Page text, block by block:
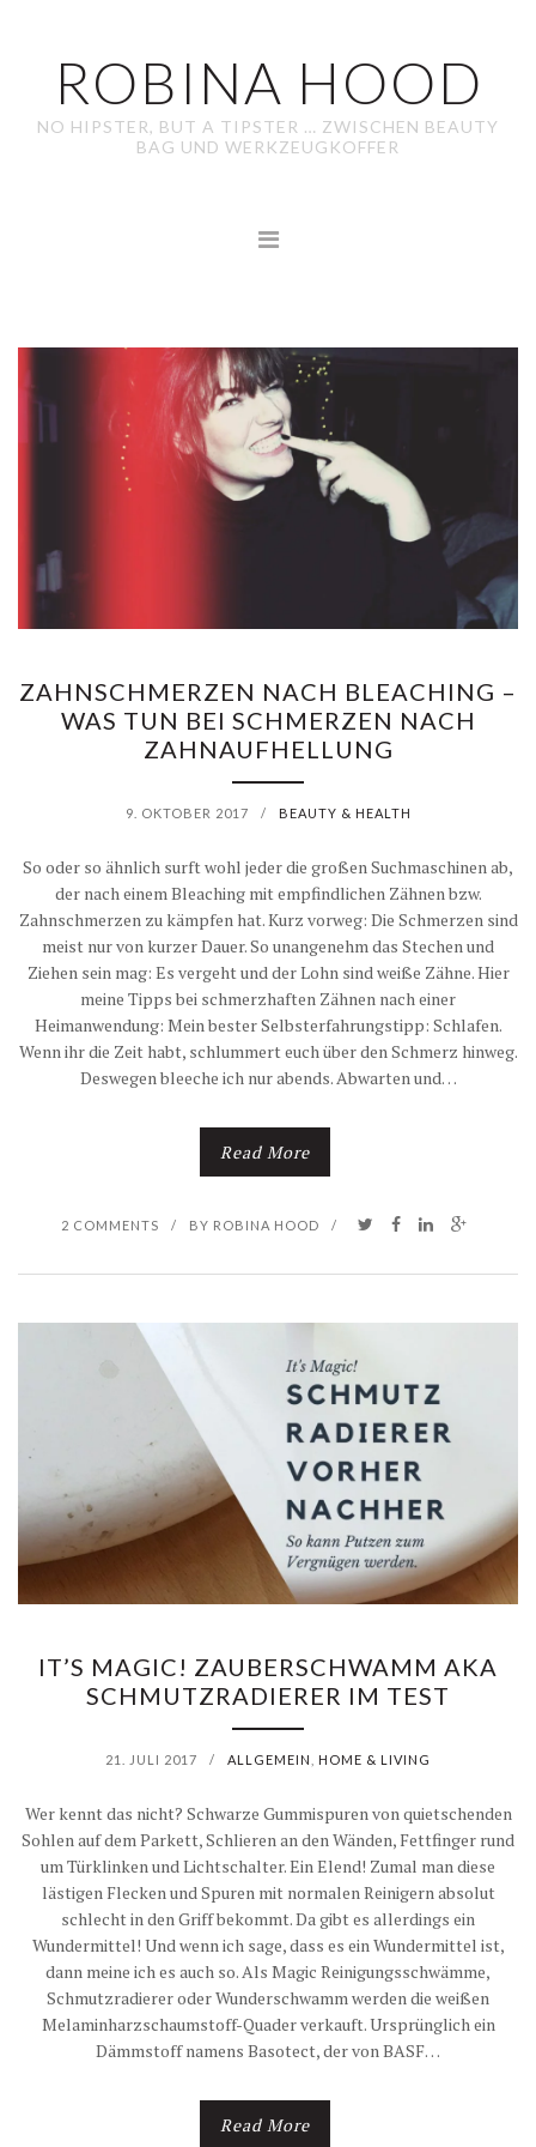
ROBINA HOOD
NO HIPSTER, BUT A TIPSTER … ZWISCHEN BEAUTY
BAG UND WERKZEUGKOFFER
ZAHNSCHMERZEN NACH BLEACHING –
WAS TUN BEI SCHMERZEN NACH
ZAHNAUFHELLUNG
9. OKTOBER 2017 / BEAUTY & HEALTH
So oder so ähnlich surft wohl jeder die großen Suchmaschinen ab,
der nach einem Bleaching mit empfindlichen Zähnen bzw.
Zahnschmerzen zu kämpfen hat. Kurz vorweg: Die Schmerzen sind
meist nur von kurzer Dauer. So unangenehm das Stechen und
Ziehen sein mag: Es vergeht und der Lohn sind weiße Zähne. Hier
meine Tipps bei schmerzhaften Zähnen nach einer
Heimanwendung: Mein bester Selbsterfahrungstipp: Schlafen.
Wenn ihr die Zeit habt, schlummert euch über den Schmerz hinweg.
Deswegen bleeche ich nur abends. Abwarten und…
Read More
2 COMMENTS / BY ROBINA HOOD /
IT’S MAGIC! ZAUBERSCHWAMM AKA
SCHMUTZRADIERER IM TEST
21. JULI 2017 / ALLGEMEIN HOME & LIVING
Wer kennt das nicht? Schwarze Gummispuren von quietschenden
Sohlen auf dem Parkett, Schlieren an den Wänden, Fettfinger rund
um Türklinken und Lichtschalter. Ein Elend! Zumal man diese
lästigen Flecken und Spuren mit normalen Reinigern absolut
schlecht in den Griff bekommt. Da gibt es allerdings ein
Wundermittel! Und wenn ich sage, dass es ein Wundermittel ist,
dann meine ich es auch so. Als Magic Reinigungsschwämme,
Schmutzradierer oder Wunderschwamm werden die weißen
Melaminharzschaumstoff-Quader verkauft. Ursprünglich ein
Dämmstoff namens Basotect, der von BASF…
Read More